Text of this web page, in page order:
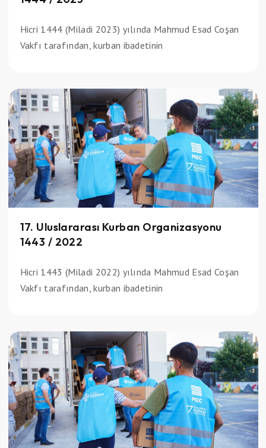
Hicri 1444 (Miladi 2023) yılında Mahmud Esad Coşan
Vakfı tarafından, kurban ibadetinin
17. Uluslararası Kurban Organizasyonu
1443 / 2022
Hicri 1443 (Miladi 2022) yılında Mahmud Esad Coşan
Vakfı tarafından, kurban ibadetinin